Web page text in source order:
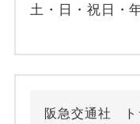
土・日・祝日・
阪急交通社 ト